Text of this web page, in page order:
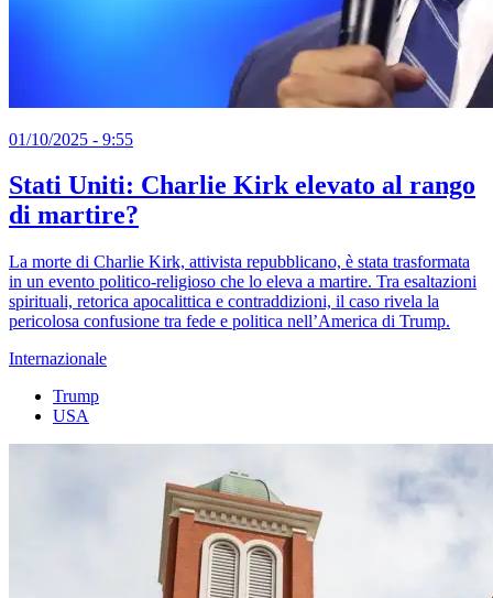
01/10/2025 - 9:55
Stati Uniti: Charlie Kirk elevato al rango
di martire?
La morte di Charlie Kirk, attivista repubblicano, è stata trasformata
in un evento politico-religioso che lo eleva a martire. Tra esaltazioni
spirituali, retorica apocalittica e contraddizioni, il caso rivela la
pericolosa confusione tra fede e politica nell’America di Trump.
Internazionale
Trump
USA